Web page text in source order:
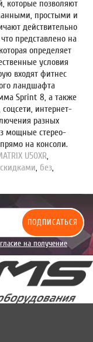
которые позволяют
простыми и
действительно
представлено на
определяет
условия
входят фитнес
ландшафта
Sprint 8, а также
интернет-
разных
мощные стерео-
на консоли.
U50XR,
скидками, без,
ПОДПИСАТЬСЯ
на получение